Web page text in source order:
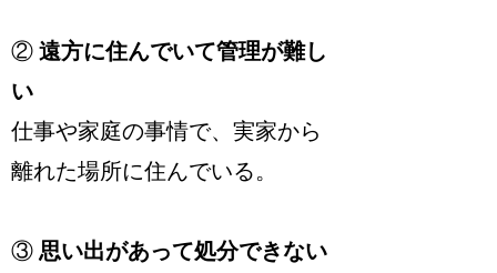
②遠方に住んでいて管理が難し
い
仕事や家庭の事情で、実家から
離れた場所に住んでいる。
③思い出があって処分できない